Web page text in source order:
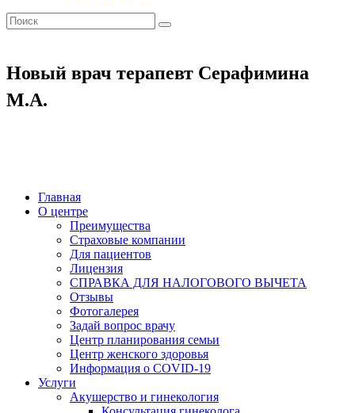
Новый врач терапевт Серафимина
М.А.
Главная
О центре
Преимущества
Страховые компании
Для пациентов
Лицензия
СПРАВКА ДЛЯ НАЛОГОВОГО ВЫЧЕТА
Отзывы
Фотогалерея
Задай вопрос врачу
Центр планирования семьи
Центр женского здоровья
Информация о COVID-19
Услуги
Акушерство и гинекология